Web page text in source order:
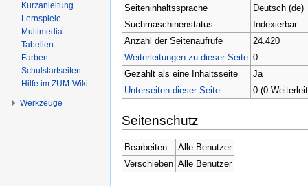
Seiteninhaltssprache
Deutsch (de)
Suchmaschinenstatus
Indexierbar
Anzahl der Seitenaufrufe
24.420
Weiterleitungen zu dieser Seite 0
Gezählt als eine Inhaltsseite
Ja
Unterseiten dieser Seite
0 (0
Seitenschutz
Bearbeiten
Alle Benutzer
Verschieben Alle Benutzer
Kurzanleitung
Lernspiele
Multimedia
Tabellen
Farben
Schulstartseiten
Hilfe im ZUM-Wiki
Werkzeuge